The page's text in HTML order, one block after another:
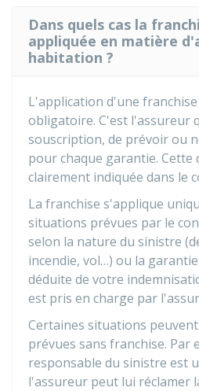
Dans quels cas la
appliquée en matière
habitation ?
L'application d'une
obligatoire. C'est l'assureur
souscription, de prévoir ou
pour chaque garantie. Cette
clairement indiquée dans le
La franchise s'applique
situations prévues par le
selon la nature du sinistre
incendie, vol…) ou la
déduite de votre
est pris en charge par
Certaines situations
prévues sans franchise. Par
responsable du sinistre est
l'assureur peut lui réclamer